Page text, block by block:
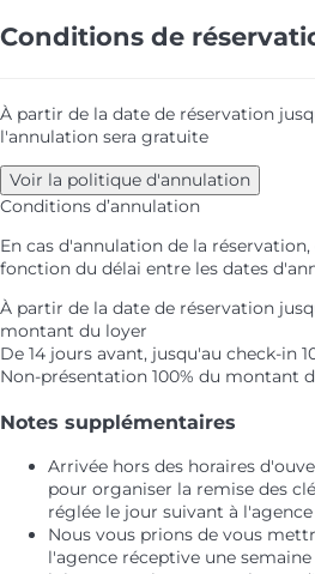
Conditions de
À partir de la date de réservation
l'annulation sera gratuite
Voir la politique d'annulation
Conditions d’annulation
En cas d'annulation de la
fonction du délai entre les dates
À partir de la date de réservation
montant du loyer
De 14 jours avant, jusqu'au check-in
Non-présentation 100% du montant
Notes supplémentaires
Arrivée hors des horaires
pour organiser la remise des
réglée le jour suivant à l'agence
Nous vous prions de vous
l'agence réceptive une